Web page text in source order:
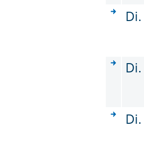
Di.
Di.
Di.